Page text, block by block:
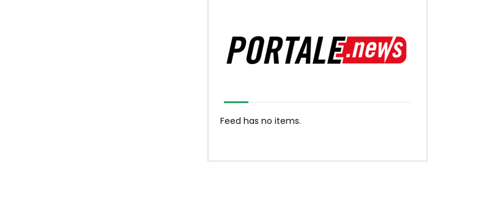
Feed has no items.